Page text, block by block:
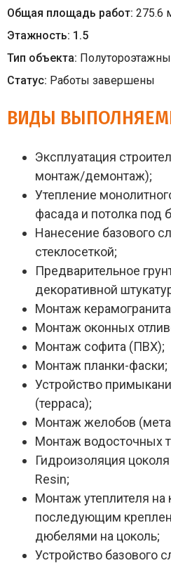
Общая площадь работ: 275.6
Этажность: 1.5
Тип объекта:
Статус: Работы завершены
ВИДЫ
Эксплуатация
монтаж/демонтаж);
Утепление
фасада и потолка под
Нанесение базового
стеклосеткой;
Предварительное
декоративной
Монтаж
Монтаж оконных
Монтаж софита (ПВХ);
Монтаж планки-фаски;
Устройство
(терраса);
Монтаж желобов
Монтаж водосточных
Гидроизоляция
Resin;
Монтаж утеплителя на
последующим
дюбелями на цоколь;
Устройство базового